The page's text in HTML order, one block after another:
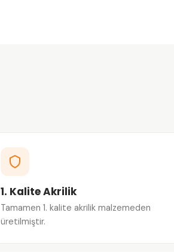
1. Kalite Akrilik
Tamamen 1. kalite akrilik malzemeden
üretilmiştir.